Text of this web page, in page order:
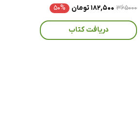
۳۶۵۰۰۰ ۱۸۲,۵۰۰ تومان ۵۰%
دریافت کتاب